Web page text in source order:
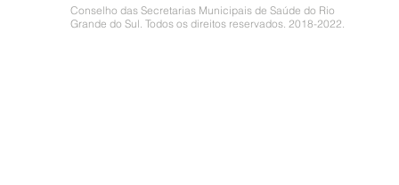
Conselho das Secretarias Municipais de Saúde do Rio
Grande do Sul. Todos os direitos reservados. 2018-2022.